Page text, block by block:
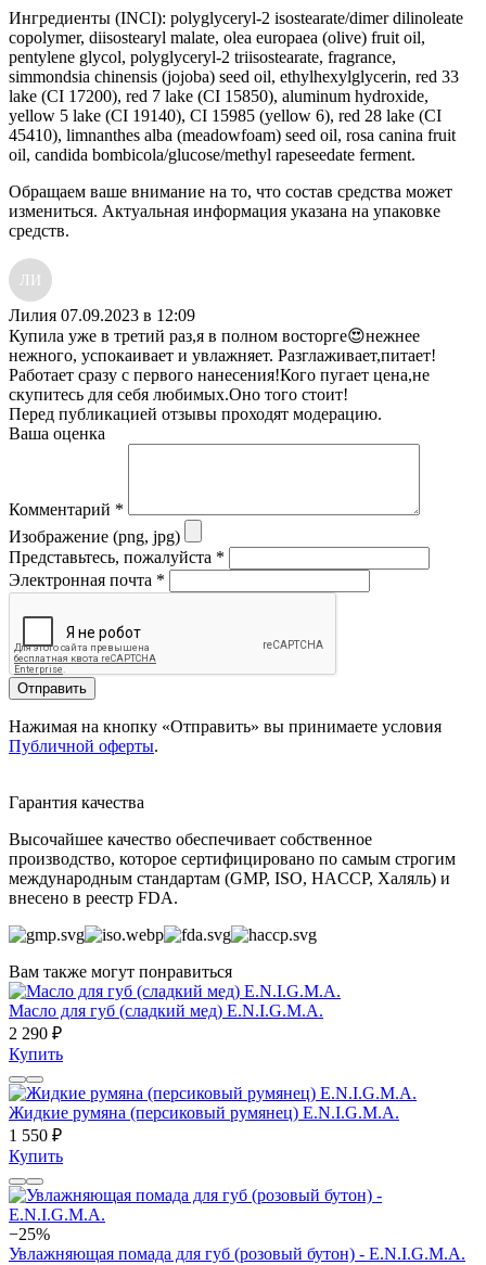
Ингредиенты (INCI): polyglyceryl-2 isostearate/dimer dilinoleate
copolymer, diisostearyl malate, olea europaea (olive) fruit oil,
pentylene glycol, polyglyceryl-2 triisostearate, fragrance,
simmondsia chinensis (jojoba) seed oil, ethylhexylglycerin, red 33
lake (CI 17200), red 7 lake (CI 15850), aluminum hydroxide,
yellow 5 lake (CI 19140), CI 15985 (yellow 6), red 28 lake (CI
45410), limnanthes alba (meadowfoam) seed oil, rosa canina fruit
oil, candida bombicola/glucose/methyl rapeseedate ferment.
Обращаем ваше внимание на то, что состав средства может
измениться. Актуальная информация указана на упаковке
средств.
ЛИ
Лилия 07.09.2023 в 12:09
Купила уже в третий раз,я в полном восторге😍нежнее
нежного, успокаивает и увлажняет. Разглаживает,питает!
Работает сразу с первого нанесения!Кого пугает цена,не
скупитесь для себя любимых.Оно того стоит!
Перед публикацией отзывы проходят модерацию.
Ваша оценка
Комментарий *
Изображение (png, jpg)
Представьтесь, пожалуйста *
Электронная почта *
Отправить
Нажимая на кнопку «Отправить» вы принимаете условия
Публичной оферты.
Гарантия качества
Высочайшее качество обеспечивает собственное
производство, которое сертифицировано по самым строгим
международным стандартам (GMP, ISO, HACCP, Халяль) и
внесено в реестр FDA.
Вам также могут понравиться
Масло для губ (сладкий мед) E.N.I.G.M.A.
2 290 ₽
Купить
Жидкие румяна (персиковый румянец) E.N.I.G.M.A.
1 550 ₽
Купить
−25%
Увлажняющая помада для губ (розовый бутон) - E.N.I.G.M.A.